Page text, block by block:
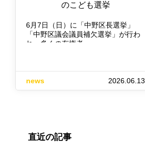
のこども選挙
6月7日（日）に「中野区長選挙」
「中野区議会議員補欠選挙」が行わ
れ、多くの有権者…
news 2026.06.13
直近の記事